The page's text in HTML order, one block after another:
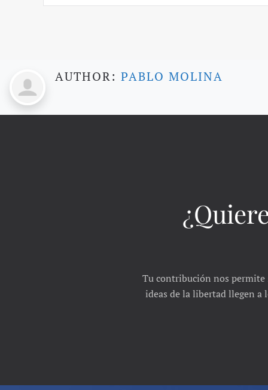
AUTHOR: PABLO MOLINA
Tu contribución nos permite
ideas de la libertad llegen a